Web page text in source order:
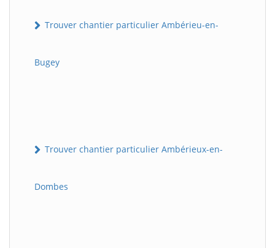
Trouver chantier particulier Ambérieu-en-
Bugey
Trouver chantier particulier Ambérieux-en-
Dombes